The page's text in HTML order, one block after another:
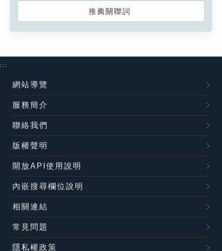
推薦關聯詞
:::
網站導覽
服務簡介
聯絡我們
版權聲明
開放API使用說明
內嵌搜尋欄位說明
相關連結
常見問題
隱私權政策